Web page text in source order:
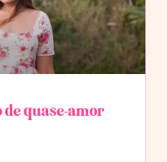
quase-amor